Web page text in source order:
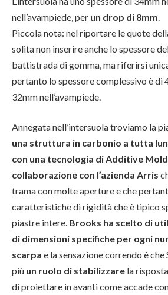
nell’avampiede, per un drop di 8mm
Piccola nota: nel riportare le quote
solita non inserire anche lo spessore
battistrada di gomma, ma riferirsi
pertanto lo spessore complessivo è di
32mm nell’avampiede.
Annegata nell’intersuola troviamo la
una struttura in carbonio a tutta
con una tecnologia di Additive
collaborazione con l’azienda Arris
trama con molte aperture e che
caratteristiche di rigidità che è tipico
piastre intere. Brooks ha scelto di
di dimensioni specifiche per ogni
scarpa e la sensazione correndo è
più un ruolo di stabilizzare la
di proiettare in avanti come accade